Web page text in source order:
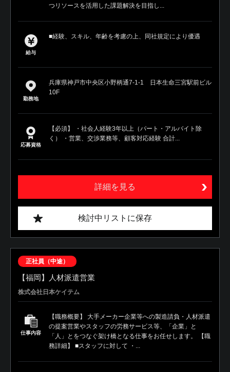
つリソースを活用した課題解決を目指し...
給与
■経験、スキル、年齢を考慮の上、同社規定により優遇
勤務地
兵庫県神戸市中央区小野柄通7-1-1 日本生命三宮駅前ビル
10F
応募資格
【必須】 ・社会人経験3年以上（パート・アルバイト除
く） ・営業、交渉業務等、顧客対応経験 合計...
詳細を見る
検討中リストに保存
正社員（中途）
【福岡】人材派遣営業
株式会社日本ケイテム
仕事内容
【職務概要】 大手メーカー企業等への製造請負・人材派遣
の提案営業やスタッフの労務サービス等、「企業」と
「人」とをつなぐ架け橋となる仕事をお任せします。 【職
務詳細】 ■スタッフに対して ・...